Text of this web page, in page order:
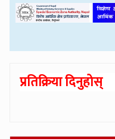
प्रतिक्रिया दिनुहोस्